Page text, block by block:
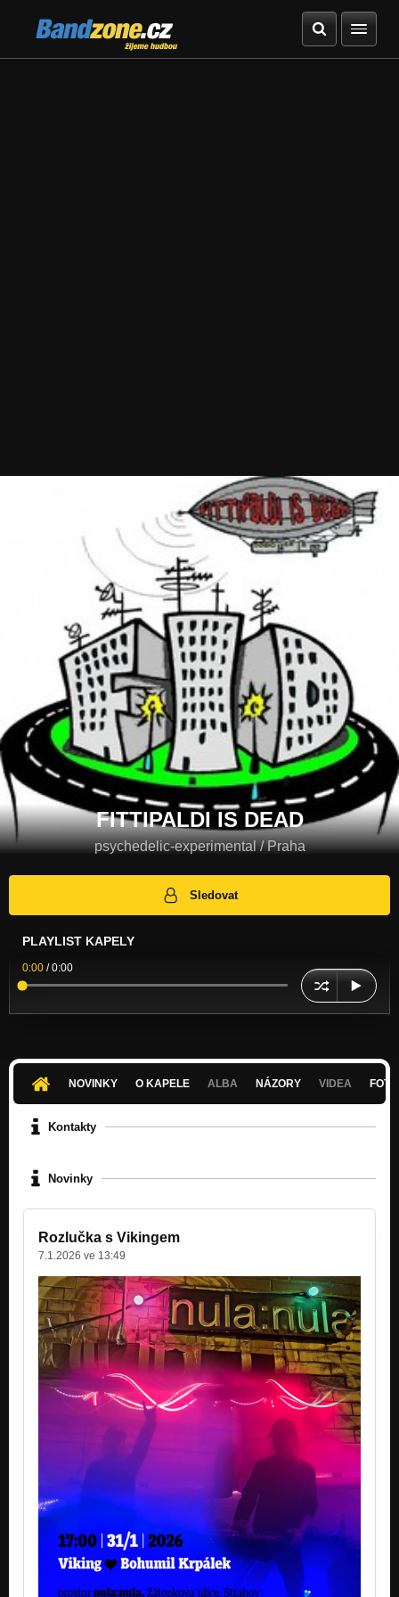
Bandzone.cz
žijeme hudbou
FITTIPALDI IS DEAD
psychedelic-experimental / Praha
Sledovat
PLAYLIST KAPELY
0:00 /0:00
NOVINKY O KAPELE ALBA NÁZORY VIDEA
Kontakty
Novinky
Rozlučka s Vikingem
7.1.2026 ve 13:49